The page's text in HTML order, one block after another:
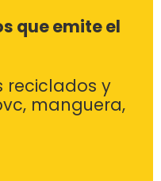
que emite el
reciclados y
, manguera,